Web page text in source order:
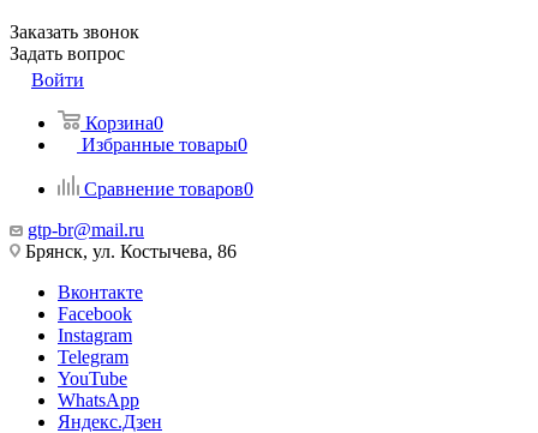
Заказать звонок
Задать вопрос
Войти
Корзина0
Избранные товары0
Сравнение товаров0
gtp-br@mail.ru
Брянск, ул. Костычева, 86
Вконтакте
Facebook
Instagram
Telegram
YouTube
WhatsApp
Яндекс.Дзен